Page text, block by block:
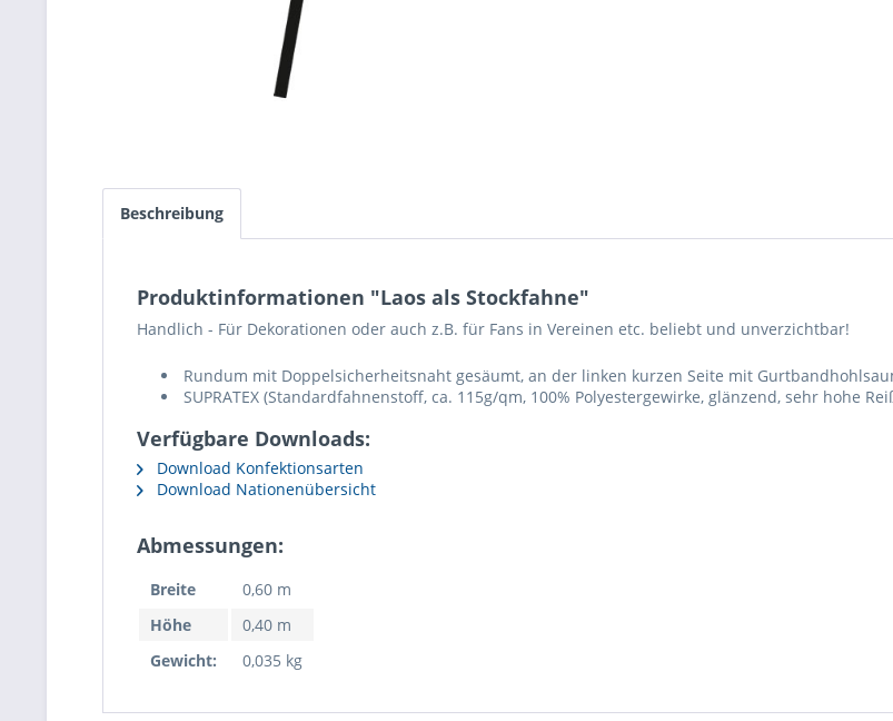
Beschreibung
Produktinformationen "Laos als Stockfahne"
Handlich - Für Dekorationen oder auch z.B. für Fans in Vereinen etc. beliebt und unverzichtbar!
Rundum mit Doppelsicherheitsnaht gesäumt, an der linken kurzen Seite mit
SUPRATEX (Standardfahnenstoff, ca. 115g/qm, 100% Polyestergewirke, glänzend, sehr hohe
Verfügbare Downloads:
Download Konfektionsarten
Download Nationenübersicht
Abmessungen:
Breite
0,60 m
Höhe
0,40 m
Gewicht:
0,035 kg